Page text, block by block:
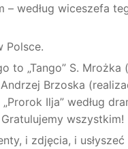
– według wiceszefa
Polsce.
to „Tango” S.
Brzoska
Ilja” według
wszystkim!
i zdjęcia, i